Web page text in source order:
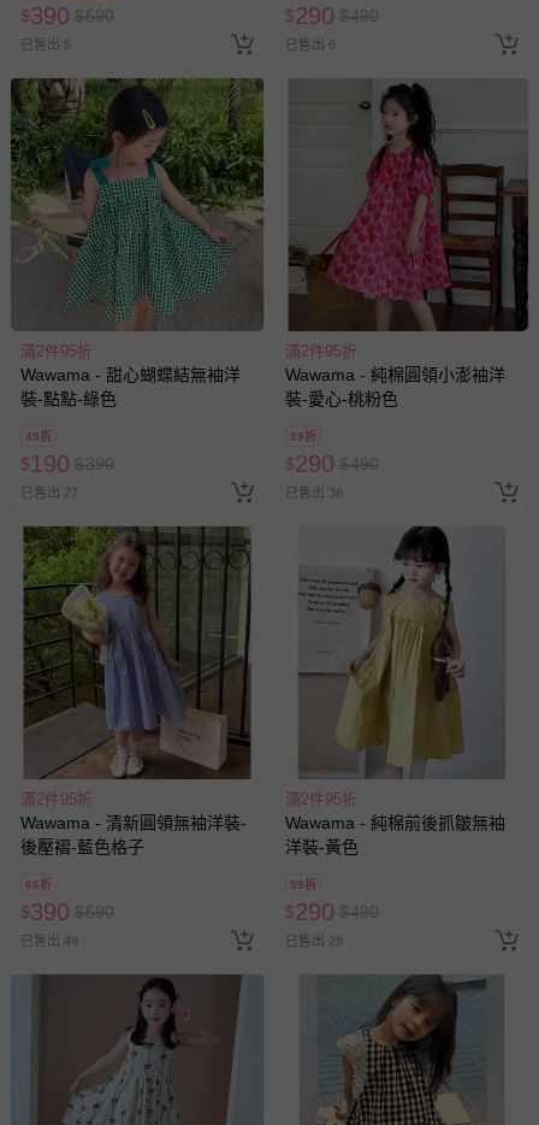
$390 $590
已售出 5
$290 $490
已售出 6
滿2件95折
Wawama - 甜心蝴蝶結無袖洋
裝-點點-綠色
49折
$190 $390
已售出 27
滿2件95折
Wawama - 純棉圓領小澎袖洋
裝-愛心-桃粉色
59折
$290 $490
已售出 36
滿2件95折
Wawama - 清新圓領無袖洋裝-
後壓褶-藍色格子
66折
$390 $590
已售出 49
滿2件95折
Wawama - 純棉前後抓皺無袖
洋裝-黃色
59折
$290 $490
已售出 28